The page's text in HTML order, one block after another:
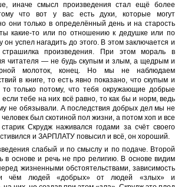
иначе смысл произведения стал ещё более
что вот у вас есть духи, которые могут
они только в определённый день и на старость
какие-то или по отношению к дедушке или по
успел нагадить до этого. В этом заключается и
произведения. При этом мораль в
читателя — не будь скупым и злым, а щедрым и
молоток, конец. Но мы не наблюдаем
в книге, то есть явно показано, что скупым и
только потому, что тебя окружающие добрые
тебе на них всё равно, то как бы и норм, ведь
не обязывали. А последствия добрых дел мы не
был скотиной пол жизни, а потом хоп и все
Скрудж наживался годами за счёт своего
и ЗАРПЛАТУ повысил и всё, он хороший.
слабый и по смыслу и по подаче. Второй
в основе и речь не про религию. В основе видим
жизненными обстоятельствами, зависимость
чём людей «добрых» от людей «злых» и